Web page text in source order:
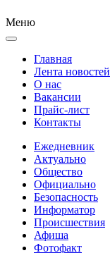
Меню
Главная
Лента новостей
О нас
Вакансии
Прайс-лист
Контакты
Ежедневник
Актуально
Общество
Официально
Безопасность
Информатор
Происшествия
Афиша
Фотофакт